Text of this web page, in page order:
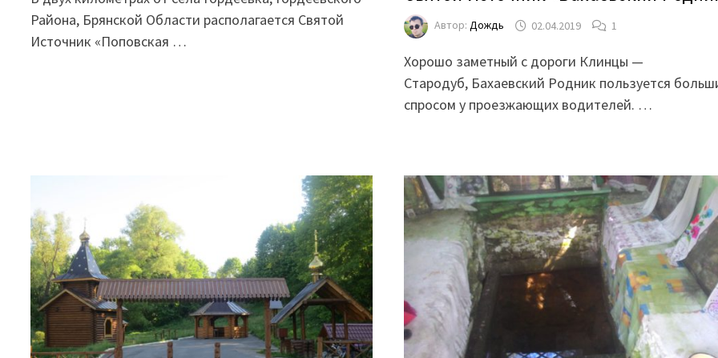
Района, Брянской Области располагается Святой
Источник «Поповская …
Автор: Дождь 02.04.2019 1
Хорошо заметный с дороги Клинцы —
Стародуб, Бахаевский Родник пользуется
спросом у проезжающих водителей. …